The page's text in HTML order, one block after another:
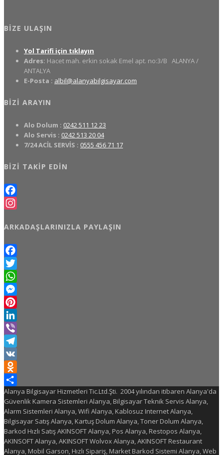
BIZE ULAŞIN
Yol Tarifi için tıklayın
Adres: Hacet mah. erkin sokak Emel apt. no:3/B ALANYA /
ANTALYA
E-Posta : albil@alanyabilgisayar.com
BIZI ARAYIN
Alo Dolum : 0242 511 12 23
Alo Servis : 0242 513 20 04
7/24 ACİL SERVİS : 0555 456 71 17
BIZI TAKIP EDIN
Facebook
ARKADAŞLARINIZLA PAYLAŞIN
Facebook
Twitter
WhatsApp
Messenger
Pinterest
LinkedIn
Viber
Telegram
VK
Odnoklassniki
Share
Alanya Bilgisayar Hizmetleri Tic.Ltd.Şti. 2004 yılından itibaren Alanya'da
Güvenlik Kamera Sistemleri Alanya, Bilgisayar Teknik Servis Alanya,
Alarm Sistemleri Alanya, Wifi Alanya, Kablosuz Internet Alanya,
Bilgisayar Satış Alanya, Kartuş Dolum Alanya, Toner Dolum Alanya,
Barkod Hızlı Satış AKINSOFT Alanya, Pos Alanya, Restopos Alanya,
AKINSOFT Alanya, AKINSOFT Wolvox Alanya, AKINSOFT Restaurant
Alanya, Mobil Garson, Hızlı Sipariş, Market Barkod Sistemi Alanya, Web